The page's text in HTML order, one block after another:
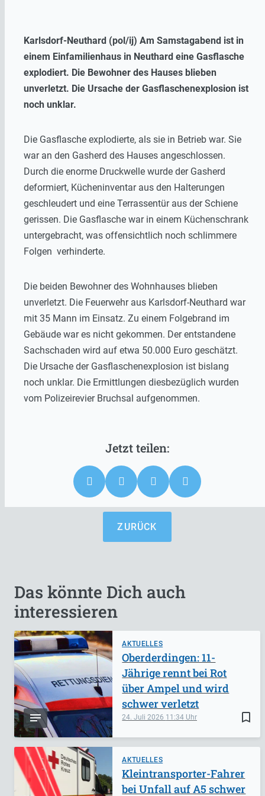
Karlsdorf-Neuthard (pol/ij) Am Samstagabend ist in
einem Einfamilienhaus in Neuthard eine Gasflasche
explodiert. Die Bewohner des Hauses blieben
unverletzt. Die Ursache der Gasflaschenexplosion ist
noch unklar.
Die Gasflasche explodierte, als sie in Betrieb war. Sie
war an den Gasherd des Hauses angeschlossen.
Durch die enorme Druckwelle wurde der Gasherd
deformiert, Kücheninventar aus den Halterungen
geschleudert und eine Terrassentür aus der Schiene
gerissen. Die Gasflasche war in einem Küchenschrank
untergebracht, was offensichtlich noch schlimmere
Folgen verhinderte.
Die beiden Bewohner des Wohnhauses blieben
unverletzt. Die Feuerwehr aus Karlsdorf-Neuthard war
mit 35 Mann im Einsatz. Zu einem Folgebrand im
Gebäude war es nicht gekommen. Der entstandene
Sachschaden wird auf etwa 50.000 Euro geschätzt.
Die Ursache der Gasflaschenexplosion ist bislang
noch unklar. Die Ermittlungen diesbezüglich wurden
vom Polizeirevier Bruchsal aufgenommen.
ZURÜCK
Das könnte Dich auch
interessieren
AKTUELLES
bookmark_border
24. Juli 2026 11:34
Oberderdingen: 11-
Jährige rennt bei Rot
über Ampel und wird
schwer verletzt
AKTUELLES
Kleintransporter-Fahrer
bei Unfall auf A5 schwer